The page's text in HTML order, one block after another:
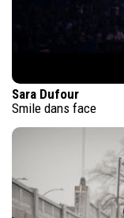
Sara Dufour
Smile dans face